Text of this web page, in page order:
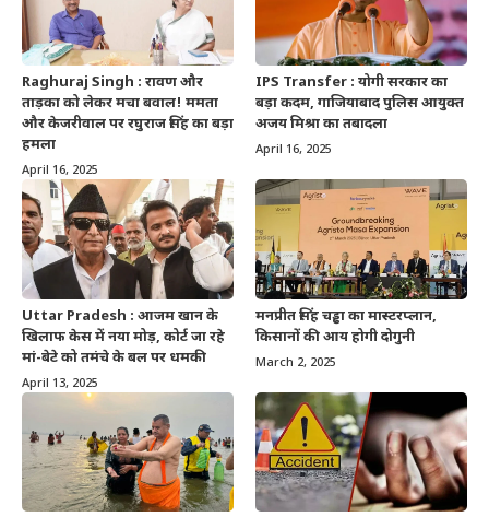
Raghuraj Singh : रावण और
ताड़का को लेकर मचा बवाल! ममता
और केजरीवाल पर रघुराज सिंह का बड़ा
हमला
April 16, 2025
IPS Transfer : योगी सरकार का
बड़ा कदम, गाजियाबाद पुलिस आयुक्त
अजय मिश्रा का तबादला
April 16, 2025
Uttar Pradesh : आजम खान के
खिलाफ केस में नया मोड़, कोर्ट जा रहे
मां-बेटे को तमंचे के बल पर धमकी
April 13, 2025
मनप्रीत सिंह चड्ढा का मास्टरप्लान,
किसानों की आय होगी दोगुनी
March 2, 2025